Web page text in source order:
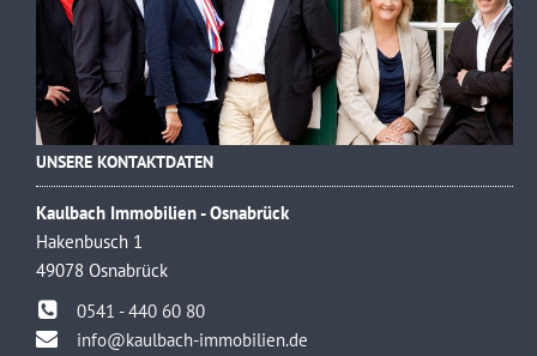
UNSERE KONTAKTDATEN
Kaulbach Immobilien - Osnabrück
Hakenbusch 1
49078 Osnabrück
0541 - 440 60 80
info@kaulbach-immobilien.de